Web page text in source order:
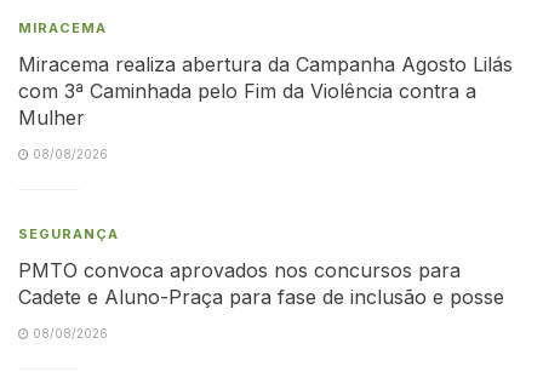
MIRACEMA
Miracema realiza abertura da Campanha Agosto Lilás
com 3ª Caminhada pelo Fim da Violência contra a
Mulher
08/08/2026
SEGURANÇA
PMTO convoca aprovados nos concursos para
Cadete e Aluno-Praça para fase de inclusão e posse
08/08/2026